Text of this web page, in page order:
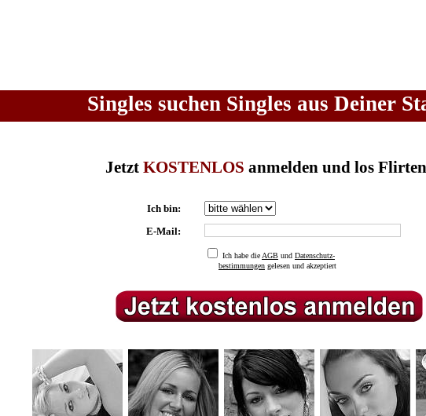
Singles suchen Singles aus Deiner
Jetzt KOSTENLOS anmelden und los
Ich bin:
E-Mail:
Ich habe die AGB und Datenschutz-
bestimmungen gelesen und akzeptiert